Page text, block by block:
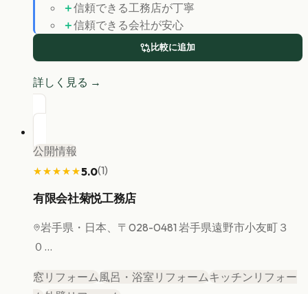
＋信頼できる工務店が丁寧
＋信頼できる会社が安心
比較に追加
詳しく見る →
公開情報
★★★★★
★★★★★5.0(1)
有限会社菊悦工務店
岩手県 ・日本、〒028-0481 岩手県遠野市小友町３
０...
窓リフォーム 風呂・浴室リフォームキッチンリフォー